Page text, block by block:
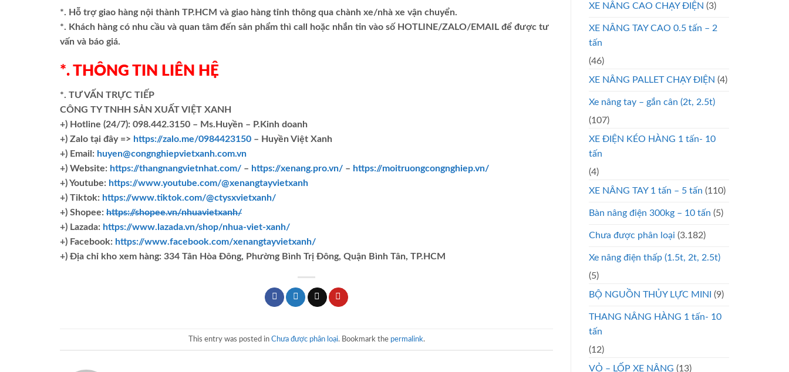
*. Hỗ trợ giao hàng nội thành TP.HCM và giao hàng tỉnh thông qua chành xe/nhà xe vận chuyển.
*. Khách hàng có nhu cầu và quan tâm đến sản phẩm thì call hoặc nhắn tin vào số HOTLINE/ZALO/EMAIL để được tư
vấn và báo giá.
*. THÔNG TIN LIÊN HỆ
*. TƯ VẤN TRỰC TIẾP
CÔNG TY TNHH SẢN XUẤT VIỆT XANH
+) Hotline (24/7): 098.442.3150 – Ms.Huyền – P.Kinh doanh
+) Zalo tại đây => https://zalo.me/0984423150 – Huyền Việt Xanh
+) Email: huyen@congnghiepvietxanh.com.vn
+) Website: https://thangnangvietnhat.com/ – https://xenang.pro.vn/ – https://moitruongcongnghiep.vn/
+) Youtube: https://www.youtube.com/@xenangtayvietxanh
+) Tiktok: https://www.tiktok.com/@ctysxvietxanh/
+) Shopee: https://shopee.vn/nhuavietxanh/
+) Lazada: https://www.lazada.vn/shop/nhua-viet-xanh/
+) Facebook: https://www.facebook.com/xenangtayvietxanh/
+) Địa chỉ kho xem hàng: 334 Tân Hòa Đông, Phường Bình Trị Đông, Quận Bình Tân, TP.HCM
This entry was posted in Chưa được phân loại. Bookmark the permalink.
XE NÂNG CAO CHẠY ĐIỆN (3)
XE NÂNG TAY CAO 0.5 tấn – 2
tấn
(46)
XE NÂNG PALLET CHẠY ĐIỆN (4)
Xe nâng tay – gắn cân (2t, 2.5t)
(107)
XE ĐIỆN KÉO HÀNG 1 tấn- 10
tấn
(4)
XE NÂNG TAY 1 tấn – 5 tấn (110)
Bàn nâng điện 300kg – 10 tấn (5)
Chưa được phân loại (3.182)
Xe nâng điện thấp (1.5t, 2t, 2.5t)
(5)
BỘ NGUỒN THỦY LỰC MINI
(9)
THANG NÂNG HÀNG 1 tấn- 10
tấn
(12)
VỎ – LỐP XE NÂNG (13)